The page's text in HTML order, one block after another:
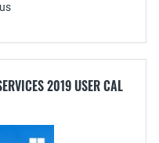
2019 USER CAL